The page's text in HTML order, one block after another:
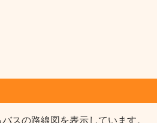
スの路線図を表示しています。